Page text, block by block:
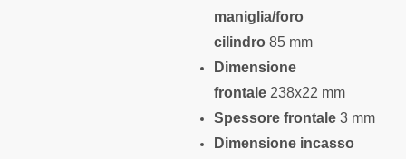
maniglia/foro
cilindro 85 mm
Dimensione
frontale 238x22 mm
Spessore frontale 3 mm
Dimensione incasso